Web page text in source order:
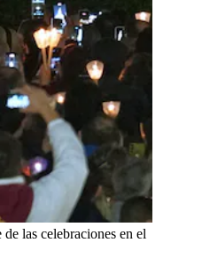
las celebraciones en el